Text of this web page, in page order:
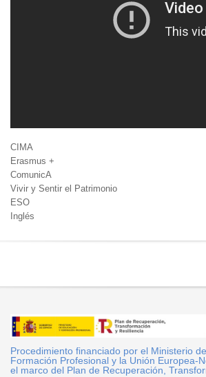
CIMA
Erasmus +
ComunicA
Vivir y Sentir el Patrimonio
ESO
Inglés
Procedimiento financiado por el Ministerio
Formación Profesional y la Unión Europea-
el marco del Plan de Recuperación,